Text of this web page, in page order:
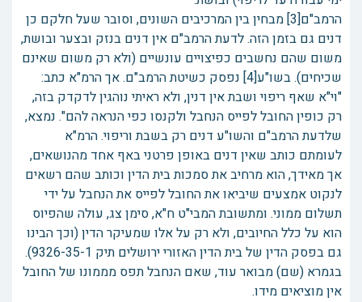
הרמב"ם[3] מבחין בין המרכיבים השונים, וסובר שעל חלקם כן
דנים גם בזמן הזה. לדעת הרמב"ם אין דנים בנזק ובצער ובושת,
משום שהם נחשבים כפיצויים עונשיים (ולא רק משום שאינם
שכיחים). בשו"ע[4] נפסק כשיטת הרמב"ם. אך הרמ"א כתב:
"וי"א שאף ריפוי ושבת אין דנין, ולא ראיתי נוהגין לדקדק בזה,
רק כופין החובל לפייס הנחבל ולקנסו כפי הנראה להם". נמצא,
שלדעת הרמב"ם והשו"ע דנים רק בשבת וריפוי. הרמ"א
לעומתם כותב שאין דנים באופן פרטני באף אחד מהנושאים,
אך מאידך, הוא מרחיב את סמכות בית הדין וכותב שהם רשאים
לנקוט אמצעים שיביאו את החובל לפייס את הנחבל על ידי
תשלום ממוני. ומתשובת המבי"ט ח"א, סימן צג, עולה שהפיוס
הוא על כלל החיובים, ולא רק על אלו שמעיקר הדין (וכך הבינו
גם בפסק הדין של בית הדין האזורי ירושלים תיק 9326-35-1).
בגמרא (שם) מבואר עוד, שאם הנחבל תפס מממונו של החובל
אין מוציאים מידו.